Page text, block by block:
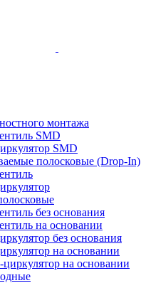
монтажа
SMD
SMD
полосковые (Drop-In)
без основания
на основании
без основания
на основании
на основании